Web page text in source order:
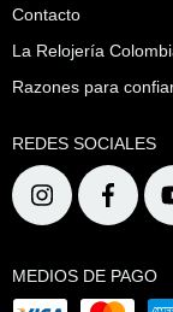
Contacto
La Relojería
Razones para
REDES SOCIALES
MEDIOS DE PAGO